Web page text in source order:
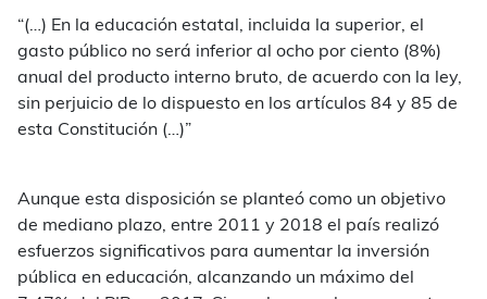
“(…) En la educación estatal, incluida la superior, el
gasto público no será inferior al ocho por ciento (8%)
anual del producto interno bruto, de acuerdo con la ley,
sin perjuicio de lo dispuesto en los artículos 84 y 85 de
esta Constitución (…)”
Aunque esta disposición se planteó como un objetivo
de mediano plazo, entre 2011 y 2018 el país realizó
esfuerzos significativos para aumentar la inversión
pública en educación, alcanzando un máximo del